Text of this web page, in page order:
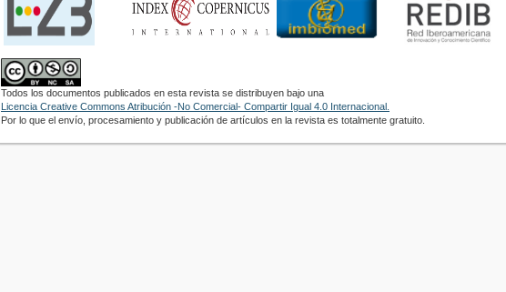
Todos los documentos publicados en esta revista se distribuyen bajo una
Licencia Creative Commons Atribución -No Comercial- Compartir Igual 4.0 Internacional.
Por lo que el envío, procesamiento y publicación de artículos en la revista es totalmente gratuito.